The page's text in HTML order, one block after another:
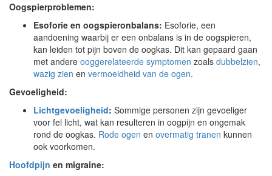
Oogspierproblemen:
Esoforie en oogspieronbalans: Esoforie, een
aandoening waarbij er een onbalans is in de oogspieren,
kan leiden tot pijn boven de oogkas. Dit kan gepaard gaan
met andere ooggerelateerde symptomen zoals dubbelzien,
wazig zien en vermoeidheid van de ogen.
Gevoeligheid:
Lichtgevoeligheid: Sommige personen zijn gevoeliger
voor fel licht, wat kan resulteren in oogpijn en ongemak
rond de oogkas. Rode ogen en overmatig tranen kunnen
ook voorkomen.
Hoofdpijn en migraine: